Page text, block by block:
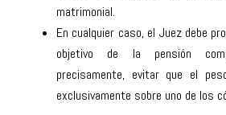
matrimonial.
En cualquier caso, el Juez debe
objetivo de la pensión
precisamente, evitar que el
exclusivamente sobre uno de los